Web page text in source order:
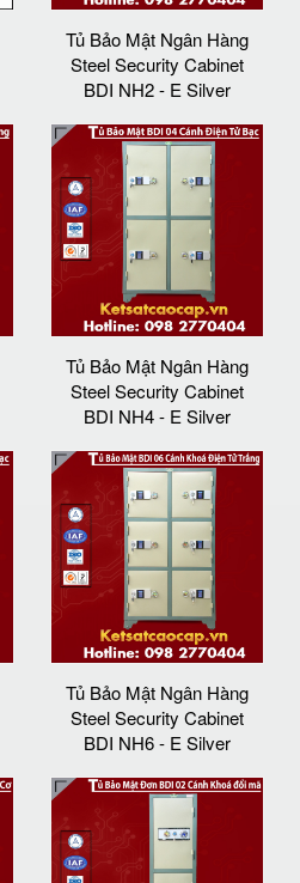
Tủ Bảo Mật Ngân Hàng
Steel Security Cabinet
BDI NH2 - E Silver
Tủ Bảo Mật Ngân Hàng
Steel Security Cabinet
BDI NH4 - E Silver
Tủ Bảo Mật Ngân Hàng
Steel Security Cabinet
BDI NH6 - E Silver